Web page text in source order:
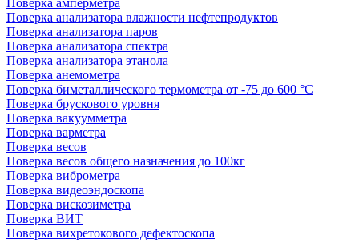
Поверка амперметра
Поверка анализатора влажности нефтепродуктов
Поверка анализатора паров
Поверка анализатора спектра
Поверка анализатора этанола
Поверка анемометра
Поверка биметаллического термометра от -75 до 600 °С
Поверка брускового уровня
Поверка вакуумметра
Поверка варметра
Поверка весов
Поверка весов общего назначения до 100кг
Поверка виброметра
Поверка видеоэндоскопа
Поверка вискозиметра
Поверка ВИТ
Поверка вихретокового дефектоскопа